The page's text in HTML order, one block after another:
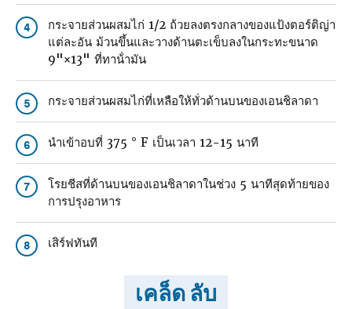
4
กระจายส่วนผสมไก่ 1/2 ถ้วยลงตรงกลางของแป้งตอร์ติญ่า
แต่ละอัน ม้วนขึ้นและวางด้านตะเข็บลงในกระทะขนาด
9"×13" ที่ทาน้ํามัน
5 กระจายส่วนผสมไก่ที่เหลือให้ทั่วด้านบนของเอนชิลาดา
6 นําเข้าอบที่ 375 ° F เป็นเวลา 12-15 นาที
7
โรยชีสที่ด้านบนของเอนชิลาดาในช่วง 5 นาทีสุดท้ายของ
การปรุงอาหาร
8 เสิร์ฟทันที
เคล็ด ลับ